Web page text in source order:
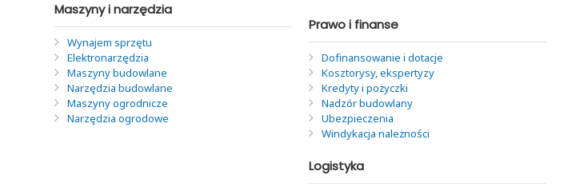
Maszyny i narzędzia
Wynajem sprzętu
Elektronarzędzia
Maszyny budowlane
Narzędzia budowlane
Maszyny ogrodnicze
Narzędzia ogrodowe
Prawo i finanse
Dofinansowanie i dotacje
Kosztorysy, ekspertyzy
Kredyty i pożyczki
Nadzór budowlany
Ubezpieczenia
Windykacja należności
Logistyka